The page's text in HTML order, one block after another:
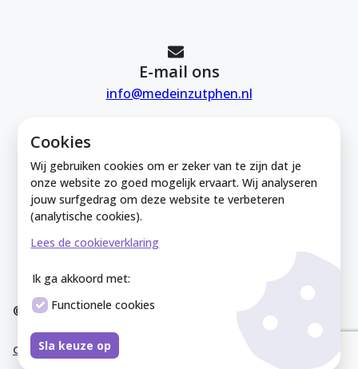
Cookies
Wij gebruiken cookies om er zeker van te zijn dat je
onze website zo goed mogelijk ervaart. Wij analyseren
jouw surfgedrag om deze website te verbeteren
(analytische cookies).
Lees de cookieverklaring
Ik ga akkoord met:
Functionele cookies
Sla keuze op
E-mail ons
info@medeinzutphen.nl
Mede in Zutphen is onderdeel van de
Zutphense Uitdaging. KVK Zutphense
Uitdaging: 08212926
© Mede In Zutphen 2025
Disclaimer
Privacyverklaring
okieverklaring